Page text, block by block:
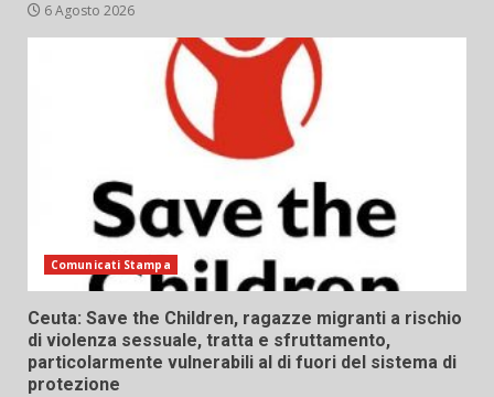
6 Agosto 2026
Comunicati Stampa
Ceuta: Save the Children, ragazze migranti a rischio
di violenza sessuale, tratta e sfruttamento,
particolarmente vulnerabili al di fuori del sistema di
protezione